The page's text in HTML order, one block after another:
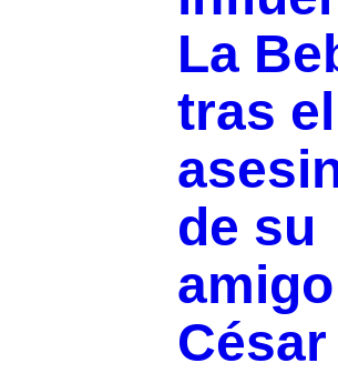
La
tras el
de su
amigo
César